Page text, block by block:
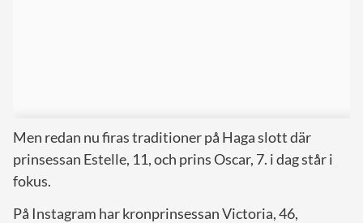
Men redan nu firas traditioner på Haga slott där
prinsessan Estelle, 11, och prins Oscar, 7. i dag står i
fokus.
På Instagram har kronprinsessan Victoria, 46,